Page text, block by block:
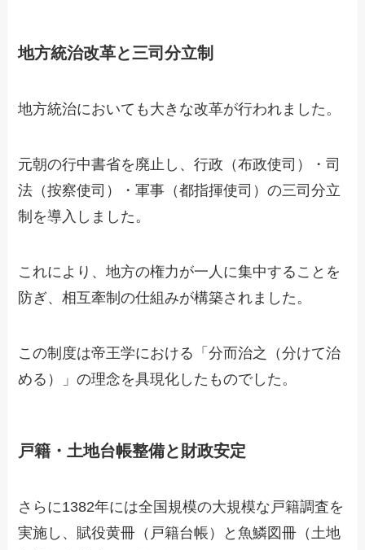
地方統治改革と三司分立制
地方統治においても大きな改革が行われました。
元朝の行中書省を廃止し、行政（布政使司）・司
法（按察使司）・軍事（都指揮使司）の三司分立
制を導入しました。
これにより、地方の権力が一人に集中することを
防ぎ、相互牽制の仕組みが構築されました。
この制度は帝王学における「分而治之（分けて治
める）」の理念を具現化したものでした。
戸籍・土地台帳整備と財政安定
さらに1382年には全国規模の大規模な戸籍調査を
実施し、賦役黄冊（戸籍台帳）と魚鱗図冊（土地